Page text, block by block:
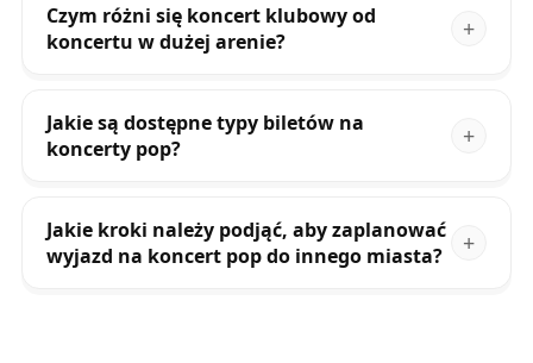
Czym różni się koncert klubowy od
koncertu w dużej arenie?
Jakie są dostępne typy biletów na
koncerty pop?
Jakie kroki należy podjąć, aby zaplanować
wyjazd na koncert pop do innego miasta?